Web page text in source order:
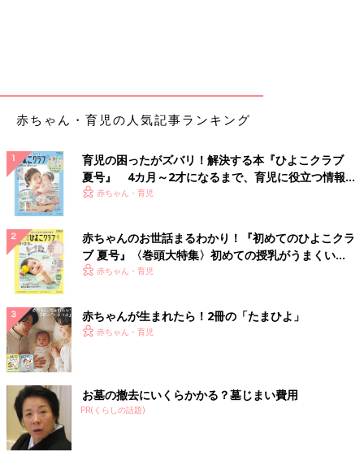
赤ちゃん・育児の人気記事ランキング
育児の困ったがズバリ！解決する本『ひよこクラブ
夏号』 4カ月～2才になるまで、育児に役立つ情報が
いっぱい！
赤ちゃん・育児
赤ちゃんのお世話まるわかり！『初めてのひよこクラ
ブ 夏号』〈巻頭大特集〉初めての授乳がうまくい
く！ おっぱい・ミルクの基本と夏のトラブル 解決テ
赤ちゃん・育児
赤ちゃんが生まれたら！2冊の「たまひよ」
赤ちゃん・育児
お墓の撤去にいくらかかる？墓じまい費用
PR(くらしの話題)